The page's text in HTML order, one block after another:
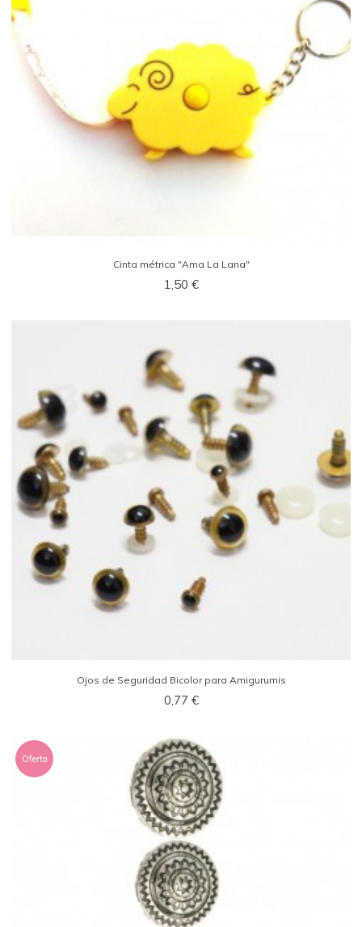
Cinta métrica "Ama La Lana"
1,50 €
Ojos de Seguridad Bicolor para Amigurumis
0,77 €
Oferta